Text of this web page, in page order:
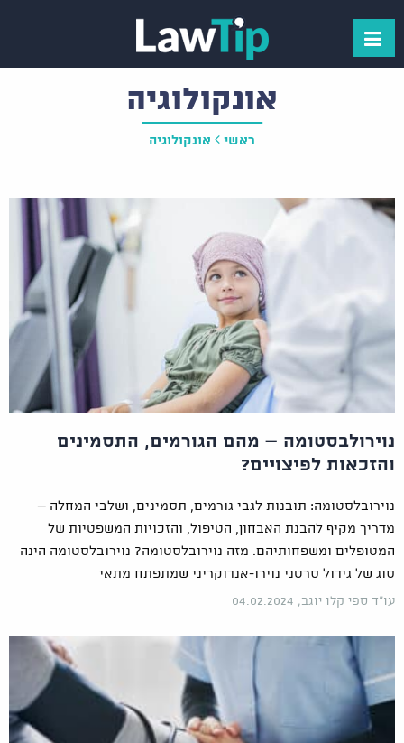
אונקולוגיה
ראשי אונקולוגיה
נוירולבסטומה – מהם הגורמים, התסמינים
והזכאות לפיצויים?
נוירובלסטומה: תובנות לגבי גורמים, תסמינים, ושלבי המחלה –
מדריך מקיף להבנת האבחון, הטיפול, והזכויות המשפטיות של
המטופלים ומשפחותיהם. מזה נוירובלסטומה? נוירובלסטומה הינה
סוג של גידול סרטני נוירו-אנדוקריני שמתפתח מתאי
עו"ד ספי קלו יוגב, 04.02.2024